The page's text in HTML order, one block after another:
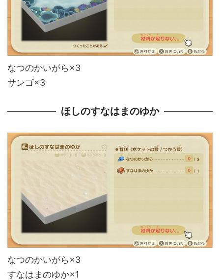
なつのかいがら×3
サンゴ×3
ほしのすなはまのゆか
なつのかいがら×3
すなはまのゆか×1